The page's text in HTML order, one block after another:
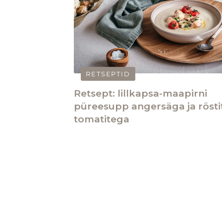
RETSEPTID
Retsept: lillkapsa-maapirni
püreesupp angersäga ja
tomatitega